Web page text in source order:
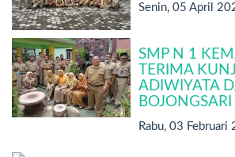
Senin, 05 April
SMP N 1
TERIMA
ADIWIYATA
BOJONGSARI
Rabu, 03 Februari